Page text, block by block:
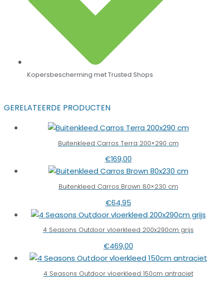
Kopersbescherming met Trusted Shops
GERELATEERDE PRODUCTEN
Buitenkleed Carros Terra 200×290 cm
€169,00
Buitenkleed Carros Brown 80×230 cm
€64,95
4 Seasons Outdoor vloerkleed 200x290cm grijs
€469,00
4 Seasons Outdoor vloerkleed 150cm antraciet